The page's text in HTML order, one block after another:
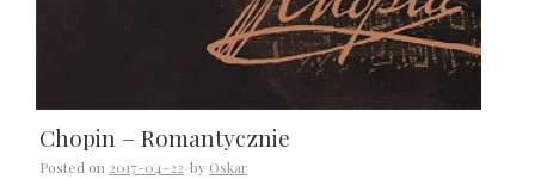
Chopin – Romantycznie
Posted on 2017-04-22 by Oskar